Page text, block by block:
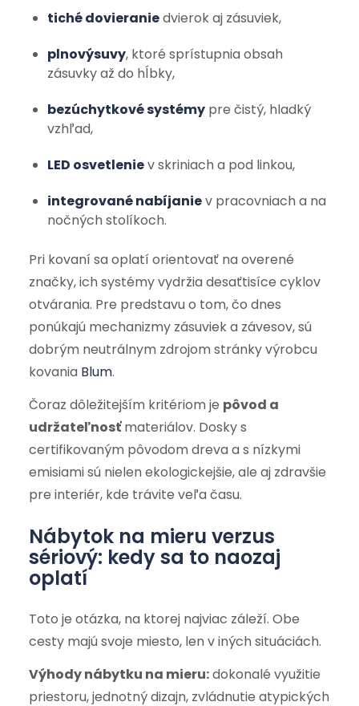
tiché dovieraniedvierok aj zásuviek,
plnovýsuvy, ktoré sprístupnia obsah
zásuvky až do hĺbky,
bezúchytkové systémypre čistý, hladký
vzhľad,
LED osvetleniev skriniach a pod linkou,
integrované nabíjaniev pracovniach a na
nočných stolíkoch.
Pri kovaní sa oplatí orientovať na overené
značky, ich systémy vydržia desaťtisíce cyklov
otvárania. Pre predstavu o tom, čo dnes
ponúkajú mechanizmy zásuviek a závesov, sú
dobrým neutrálnym zdrojom stránky výrobcu
kovania Blum.
Čoraz dôležitejším kritériom je pôvod a
udržateľnosťmateriálov. Dosky s
certifikovaným pôvodom dreva a s nízkymi
emisiami sú nielen ekologickejšie, ale aj zdravšie
pre interiér, kde trávite veľa času.
Nábytok na mieru verzus
sériový: kedy sa to naozaj
oplatí
Toto je otázka, na ktorej najviac záleží. Obe
cesty majú svoje miesto, len v iných situáciách.
Výhody nábytku na mieru:dokonalé využitie
priestoru, jednotný dizajn, zvládnutie atypických